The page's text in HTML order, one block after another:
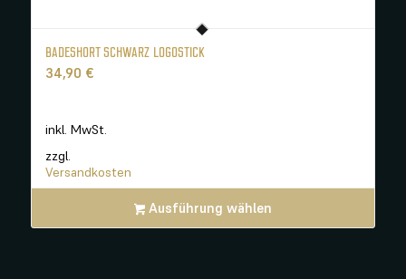
BADESHORT SCHWARZ LOGOSTICK
34,90 €
inkl. MwSt.
zzgl.
Versandkosten
Ausführung wählen